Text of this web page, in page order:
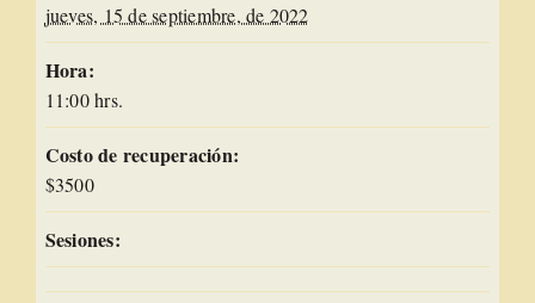
jueves, 15 de septiembre, de 2022
Hora:
11:00 hrs.
Costo de recuperación:
$3500
Sesiones: